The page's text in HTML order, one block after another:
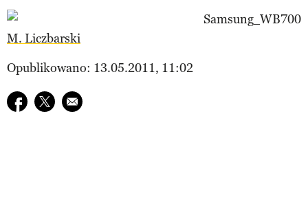
M. Liczbarski
Opublikowano: 13.05.2011, 11:02
Udostępnij na facebook
Udostępnij na twitter
E-mail do przyjaciela